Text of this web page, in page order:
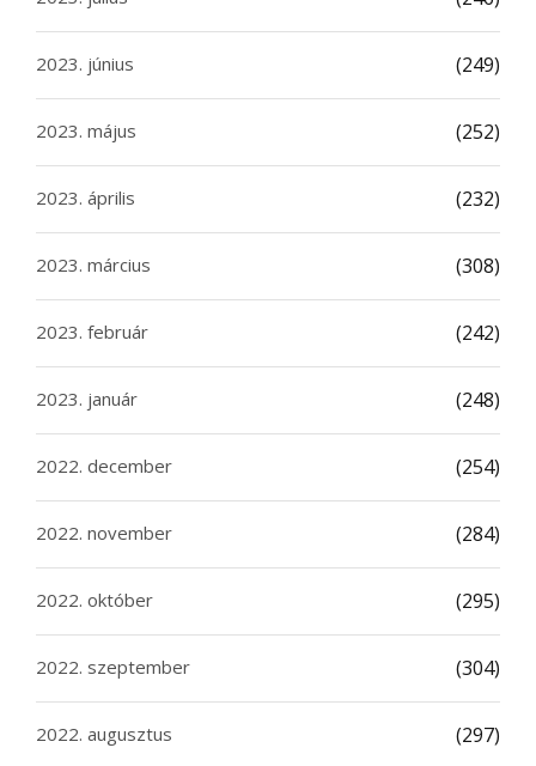
2023. június (249)
2023. május (252)
2023. április (232)
2023. március (308)
2023. február (242)
2023. január (248)
2022. december (254)
2022. november (284)
2022. október (295)
2022. szeptember (304)
2022. augusztus (297)